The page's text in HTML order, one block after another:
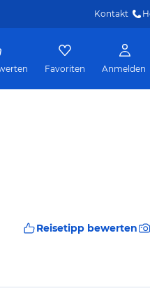
Kontakt
Favoriten Anmelden
Reisetipp bewerten